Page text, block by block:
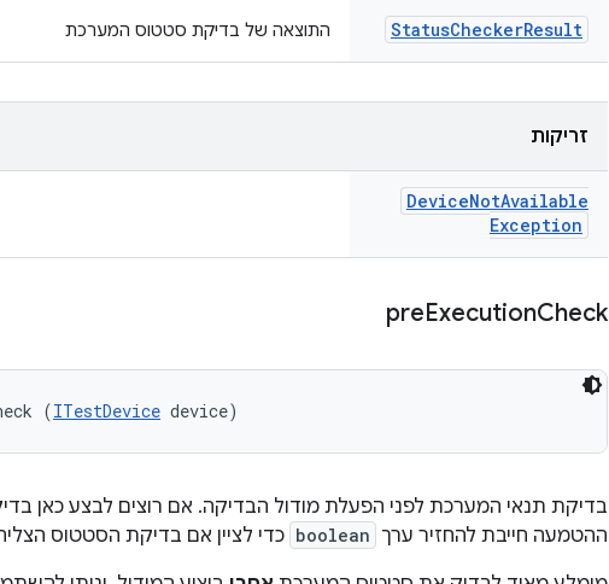
StatusCheckerResult התוצאה של בדיקת סטטוס המערכת
זריקות
DeviceNotAvailable
Exception
preExecutionCheck
(ITestDevice device)
בדיקת תנאי המערכת לפני הפעלת מודול הבדיקה. אם רוצים לבצע כאן
ההטמעה חייבת להחזיר ערך boolean כדי לציין אם בדיקת הסטטוס